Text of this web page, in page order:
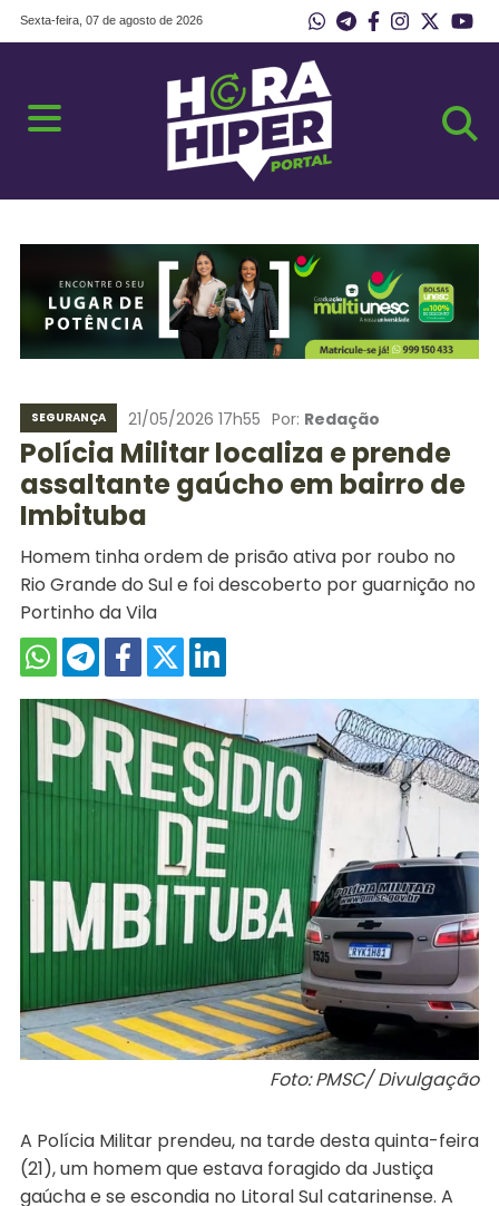
Sexta-feira, 07 de agosto de 2026
SEGURANÇA 21/05/2026 17h55 Por: Redação
Polícia Militar localiza e prende
assaltante gaúcho em bairro de
Imbituba
Homem tinha ordem de prisão ativa por roubo no
Rio Grande do Sul e foi descoberto por guarnição no
Portinho da Vila
Foto: PMSC/ Divulgação
A Polícia Militar prendeu, na tarde desta quinta-feira
(21), um homem que estava foragido da Justiça
gaúcha e se escondia no Litoral Sul catarinense. A